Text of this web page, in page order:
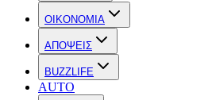
OIKONOMIA
ΑΠΟΨΕΙΣ
BUZZLIFE
AUTO